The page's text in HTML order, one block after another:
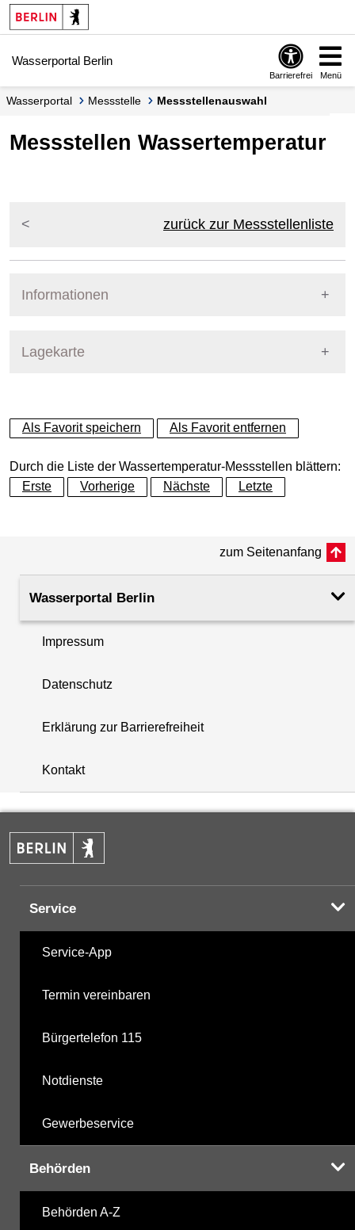
Springe zur Navigation
Springe zum Inhalt
Wasserportal Berlin
Barrierefrei Menü
Wasserportal Messstelle Messstellenauswahl
Messstellen Wassertemperatur
zurück zur Messstellenliste
Informationen
Lagekarte
+
−
+
−
Als Favorit speichern Als Favorit entfernen
Durch die Liste der Wassertemperatur-Messstellen blättern:
Erste
Vorherige Nächste Letzte
zum Seitenanfang
Wasserportal Berlin
Impressum
Datenschutz
Erklärung zur Barrierefreiheit
Kontakt
Service
Service-App
Termin vereinbaren
Bürgertelefon 115
Notdienste
Gewerbeservice
Behörden
Behörden A-Z